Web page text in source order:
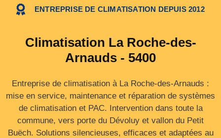
ENTREPRISE DE CLIMATISATION DEPUIS 2012
Climatisation La Roche-des-
Arnauds - 5400
Entreprise de climatisation à La Roche-des-Arnauds :
mise en service, maintenance et réparation de systèmes
de climatisation et PAC. Intervention dans toute la
commune, vers porte du Dévoluy et vallon du Petit
Buëch. Solutions silencieuses, efficaces et adaptées au